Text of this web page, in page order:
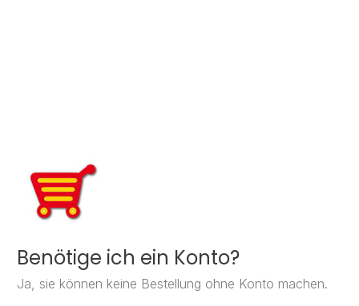
Benötige ich ein Konto?
Ja, sie können keine Bestellung ohne Konto machen.